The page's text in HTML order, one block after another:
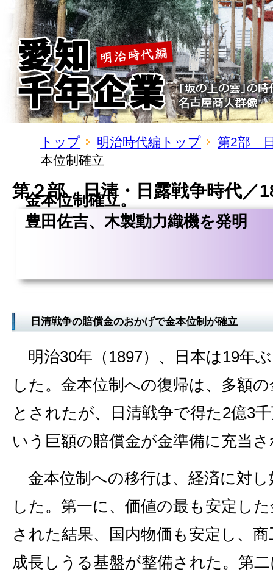
トップ 明治時代編トップ
第2部
本位制確立
第２部 日清・日露戦争時代／
金本位制確立。
豊田佐吉、木製動力織機を発明
日清戦争の賠償金のおかげで金本位制が確立
明治30年（1897）、日本は19年
した。金本位制への復帰は、多額
とされたが、日清戦争で得た2億3
いう巨額の賠償金が金準備に充当
金本位制への移行は、経済に対
した。第一に、価値の最も安定し
された結果、国内物価も安定し、
成長しうる基盤が整備された。第